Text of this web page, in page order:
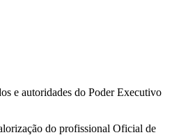
e autoridades do Poder Executivo
do profissional Oficial de